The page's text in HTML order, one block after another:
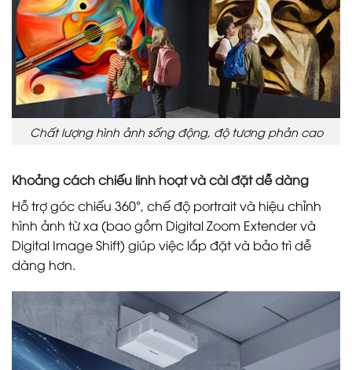
Chất lượng hình ảnh sống động, độ tương phản cao
Khoảng cách chiếu linh hoạt và cài đặt dễ dàng
Hỗ trợ góc chiếu 360°, chế độ portrait và hiệu chỉnh
hình ảnh từ xa (bao gồm Digital Zoom Extender và
Digital Image Shift) giúp việc lắp đặt và bảo trì dễ
dàng hơn.